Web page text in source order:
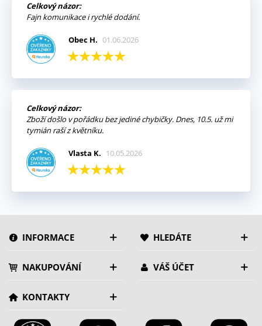
Celkový názor:
Fajn komunikace i rychlé dodání.
Obec H. 01.06.2026
Celkový názor:
Zboží došlo v pořádku bez jediné chybičky. Dnes, 10.5. už mi
tymián raší z květníku.
Vlasta K. 10.05.2026
INFORMACE HLEDÁTE
NAKUPOVÁNÍ VÁŠ ÚČET
KONTAKTY